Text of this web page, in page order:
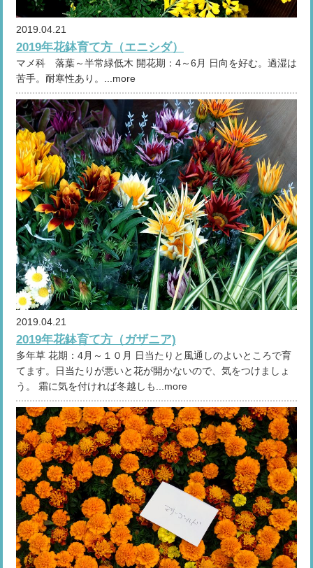
2019.04.21
2019年花鉢育て方（エニシダ）
マメ科 落葉～半常緑低木 開花期：4～6月 日向を好む。過湿は
苦手。耐寒性あり。...more
2019.04.21
2019年花鉢育て方（ガザニア)
多年草 花期：4月～１０月 日当たりと風通しのよいところで育
てます。日当たりが悪いと花が開かないので、気をつけましょ
う。 霜に気を付ければ冬越しも...more